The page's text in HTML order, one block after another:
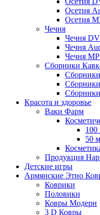
Осетия
Осетия
Чечня
Чечня
Чечня
Чечня
Сборники
Красота и здоровье
Ваки Фарм
100
50
Продукция
Детские игры
Армянские Этно
Коврики
Половики
Ковры Модерн
3 D Ковры